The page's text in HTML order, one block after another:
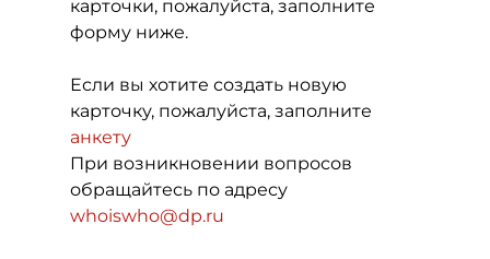
карточки, пожалуйста, заполните
форму ниже.
Если вы хотите создать новую
карточку, пожалуйста, заполните
анкету
При возникновении вопросов
обращайтесь по адресу
whoiswho@dp.ru